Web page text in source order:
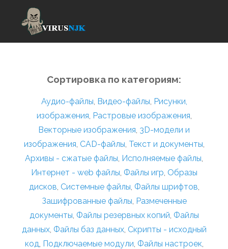
Сортировка по категориям:
Аудио-файлы, Видео-файлы, Рисунки,
изображения, Растровые изображения,
Векторные изображения, 3D-модели и
изображения, CAD-файлы, Текст и документы,
Архивы - сжатые файлы, Исполняемые файлы,
Интернет - web файлы, Файлы игр, Образы
дисков, Системные файлы, Файлы шрифтов,
Зашифрованные файлы, Размеченные
документы, Файлы резервных копий, Файлы
данных, Файлы баз данных, Скрипты - исходный
код, Подключаемые модули, Файлы настроек,